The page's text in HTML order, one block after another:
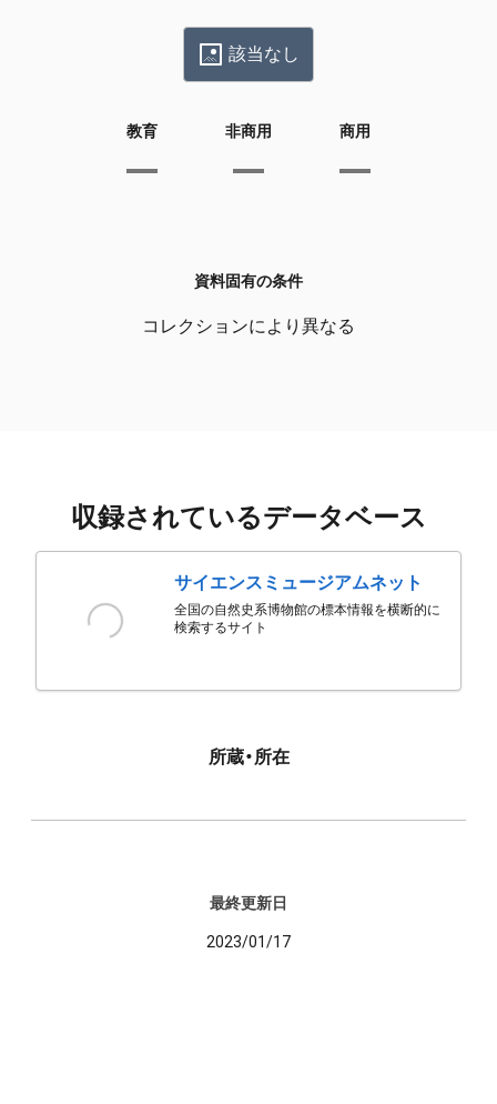
該当なし
教育 非商用 商用
資料固有の条件
コレクションにより異なる
収録されているデータベース
サイエンスミュージアムネット
全国の自然史系博物館の標本情報を横断的に
検索するサイト
所蔵・所在
最終更新日
2023/01/17